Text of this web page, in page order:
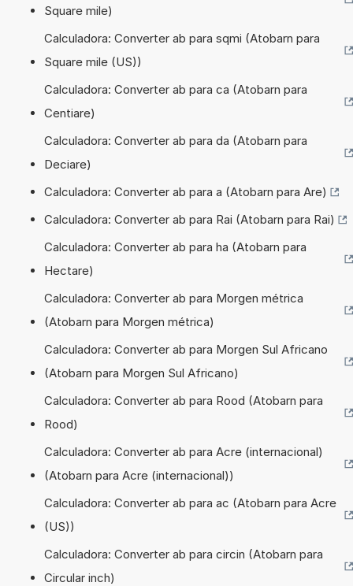
Square mile)
Calculadora: Converter ab para sqmi (Atobarn para
Square mile (US))
Calculadora: Converter ab para ca (Atobarn para
Centiare)
Calculadora: Converter ab para da (Atobarn para
Deciare)
Calculadora: Converter ab para a (Atobarn para Are)
Calculadora: Converter ab para Rai (Atobarn para Rai)
Calculadora: Converter ab para ha (Atobarn para
Hectare)
Calculadora: Converter ab para Morgen métrica
(Atobarn para Morgen métrica)
Calculadora: Converter ab para Morgen Sul Africano
(Atobarn para Morgen Sul Africano)
Calculadora: Converter ab para Rood (Atobarn para
Rood)
Calculadora: Converter ab para Acre (internacional)
(Atobarn para Acre (internacional))
Calculadora: Converter ab para ac (Atobarn para Acre
(US))
Calculadora: Converter ab para circin (Atobarn para
Circular inch)